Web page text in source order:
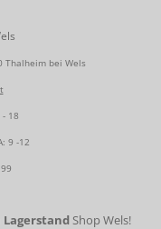
Thalheim bei Wels
18
9 -12
Lagerstand Shop Wels!